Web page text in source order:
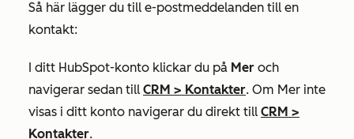
Så här lägger du till e-postmeddelanden till en
kontakt:
I ditt HubSpot-konto klickar du på Mer och
navigerar sedan till CRM > Kontakter. Om Mer inte
visas i ditt konto navigerar du direkt till CRM >
Kontakter.